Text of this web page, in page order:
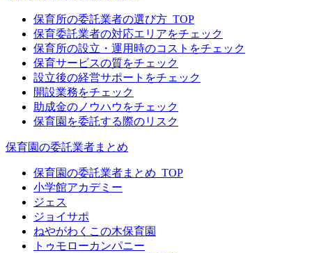
保育所の委託業者の選び方_TOP
保育委託業者の対応エリアをチェック
保育所の設立・運用時のコストをチェック
保育サービスの質をチェック
設立後の経営サポートをチェック
開設業務をチェック
助成金のノウハウをチェック
保育園を委託する際のリスク
保育園の委託業者まとめ
保育園の委託業者まとめ_TOP
小学館アカデミー
ジェス
ジョイサポ
ねやがわくこの木保育園
トゥモローカンパニー